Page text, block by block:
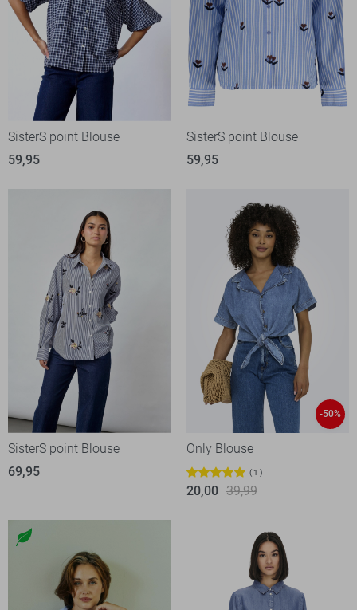
SisterS point Blouse
59,95
SisterS point Blouse
59,95
SisterS point Blouse
69,95
-50%
Only Blouse
1
20,00 39,99